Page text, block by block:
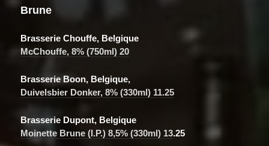
Brune
Brasserie Chouffe, Belgique
McChouffe, 8% (750ml) 20
Brasserie Boon, Belgique,
Duivelsbier Donker, 8% (330ml) 11.25
Brasserie Dupont, Belgique
Moinette Brune (I.P.) 8,5% (330ml) 13.25